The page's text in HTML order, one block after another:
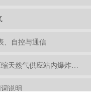
、自控与通信
附录A 压缩天然气供应站内爆炸危险区域等级和范围划分
说明